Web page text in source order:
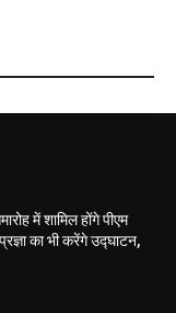
में शामिल होंगे पीएम
का भी करेंगे उद्घाटन,